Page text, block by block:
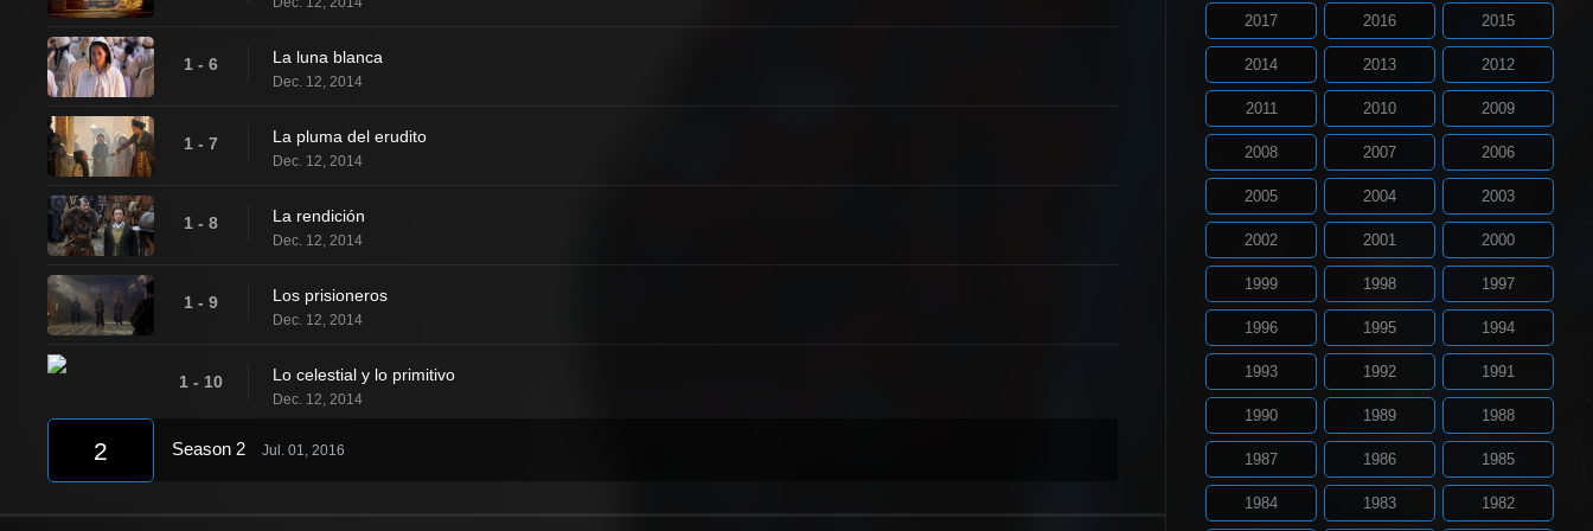
1 - 6 La luna blanca
Dec. 12, 2014
1 - 7 La pluma del erudito
Dec. 12, 2014
1 - 8 La rendición
Dec. 12, 2014
1 - 9 Los prisioneros
Dec. 12, 2014
1 - 10 Lo celestial y lo primitivo
Dec. 12, 2014
2 Season 2 Jul. 01, 2016
2017 2016 2015
2014 2013 2012
2011 2010 2009
2008 2007 2006
2005 2004 2003
2002 2001 2000
1999 1998 1997
1996 1995 1994
1993 1992 1991
1990 1989 1988
1987 1986 1985
1984 1983 1982